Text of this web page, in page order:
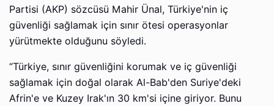
Partisi (AKP) sözcüsü Mahir Ünal, Türkiye'nin iç
güvenliği sağlamak için sınır ötesi operasyonlar
yürütmekte olduğunu söyledi.
“Türkiye, sınır güvenliğini korumak ve iç güvenliği
sağlamak için doğal olarak Al-Bab'den Suriye'deki
Afrin'e ve Kuzey Irak'ın 30 km'si içine giriyor. Bunu